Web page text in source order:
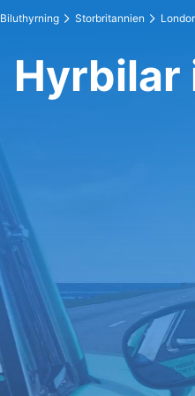
Biluthyrning Storbritannien
Hyrbilar